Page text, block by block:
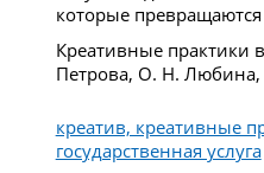
которые
Креативные практики
Петрова, О. Н.
креатив, креативные
государственная услуга